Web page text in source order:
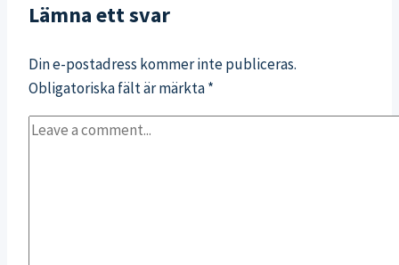
Lämna ett svar
Din e-postadress kommer inte publiceras.
Obligatoriska fält är märkta*